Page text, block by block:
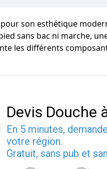
son esthétique
sans bac ni marche,
les différents
Devis Douche
En 5 minutes,
votre région.
Gratuit, sans pub et